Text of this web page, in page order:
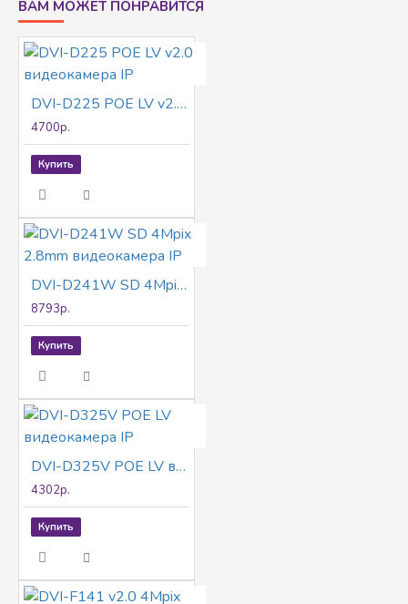
87.5 х 149 мм, 305 г (с упаковкой) √Облачное
хранение EZVIZ, карта Micro SD (до 512 ГБ)
√Детекция фигуры человека (ИИ), уведомление
о тревоге, настраиваемые зоны √Режим
приватности, зеркалирование, защита паролем,
водяные знаки √Двусторонная аудиосвязь, Anti-
Flicker, двойной поток, Heartbeat
ВАМ МОЖЕТ ПОНРАВИТСЯ
DVI-D225 POE LV v2.0 видеокамера IP
4700р.
Купить
DVI-D241W SD 4Mpix 2.8mm видеокамера IP
8793р.
Купить
DVI-D325V POE LV видеокамера IP
4302р.
Купить